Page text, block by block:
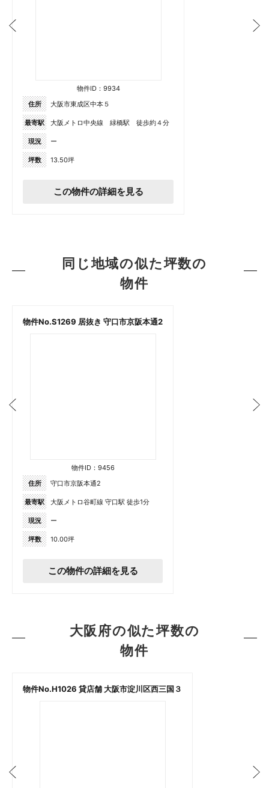
物件ID：9934
住所
大阪市東成区中本５
最寄駅 大阪メトロ中央線 緑橋駅 徒歩約４分
現況 ー
坪数 13.50坪
この物件の詳細を見る
同じ地域の似た坪数の
物件
物件No.S1269 居抜き 守口市京阪本通2
物件ID：9456
住所
守口市京阪本通2
最寄駅 大阪メトロ谷町線 守口駅 徒歩1分
現況 ー
坪数 10.00坪
この物件の詳細を見る
大阪府の似た坪数の
物件
物件No.H1026 貸店舗 大阪市淀川区西三国３